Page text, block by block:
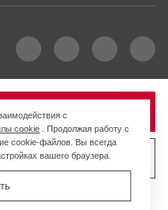
товар
с
cookie . Продолжая работу с
cookie-файлов. Вы всегда
вашего браузера.